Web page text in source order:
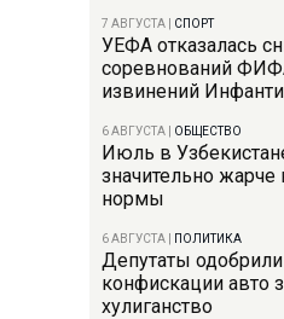
7 АВГУСТА СПОРТ
УЕФА отказалась
соревнований
извинений
6 АВГУСТА ОБЩЕСТВО
Июль в
значительно жарче
нормы
6 АВГУСТА ПОЛИТИКА
Депутаты
конфискации авто
хулиганство